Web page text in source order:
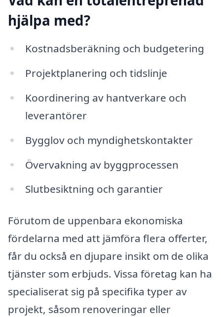
hjälpa med?
Kostnadsberäkning och budgetering
Projektplanering och tidslinje
Koordinering av hantverkare och
leverantörer
Bygglov och myndighetskontakter
Övervakning av byggprocessen
Slutbesiktning och garantier
Förutom de uppenbara ekonomiska
fördelarna med att jämföra flera offerter,
får du också en djupare insikt om de olika
tjänster som erbjuds. Vissa företag kan ha
specialiserat sig på specifika typer av
projekt, såsom renoveringar eller